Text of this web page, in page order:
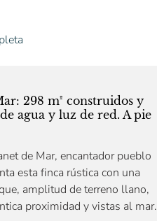
298 m² construidos y
agua y luz de red. A pie
de Mar, encantador pueblo
esta finca rústica con una
amplitud de terreno llano,
proximidad y vistas al mar.